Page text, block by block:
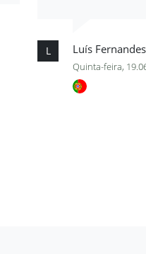
L Luís Fernandes
Quinta-feira,